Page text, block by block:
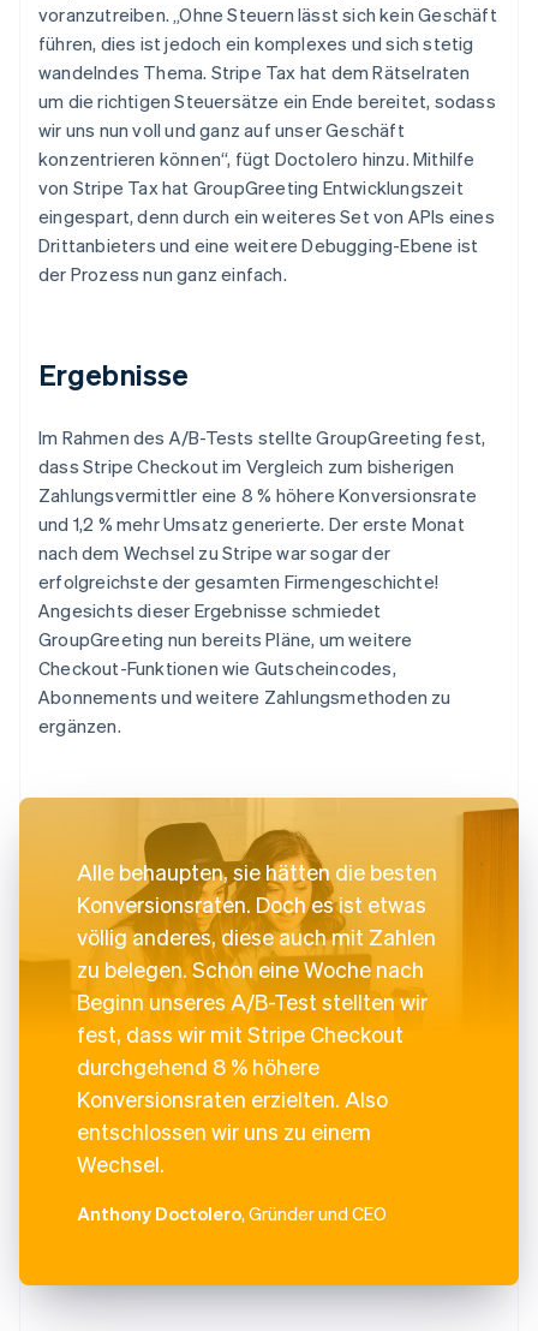
voranzutreiben. „Ohne Steuern lässt sich kein Geschäft
führen, dies ist jedoch ein komplexes und sich stetig
wandelndes Thema. Stripe Tax hat dem Rätselraten
um die richtigen Steuersätze ein Ende bereitet, sodass
wir uns nun voll und ganz auf unser Geschäft
konzentrieren können“, fügt Doctolero hinzu. Mithilfe
von Stripe Tax hat GroupGreeting Entwicklungszeit
eingespart, denn durch ein weiteres Set von APIs eines
Drittanbieters und eine weitere Debugging-Ebene ist
der Prozess nun ganz einfach.
Ergebnisse
Im Rahmen des A/B-Tests stellte GroupGreeting fest,
dass Stripe Checkout im Vergleich zum bisherigen
Zahlungsvermittler eine 8 % höhere Konversionsrate
und 1,2 % mehr Umsatz generierte. Der erste Monat
nach dem Wechsel zu Stripe war sogar der
erfolgreichste der gesamten Firmengeschichte!
Angesichts dieser Ergebnisse schmiedet
GroupGreeting nun bereits Pläne, um weitere
Checkout-Funktionen wie Gutscheincodes,
Abonnements und weitere Zahlungsmethoden zu
ergänzen.
Alle behaupten, sie hätten die besten
Konversionsraten. Doch es ist etwas
völlig anderes, diese auch mit Zahlen
zu belegen. Schon eine Woche nach
Beginn unseres A/B-Test stellten wir
fest, dass wir mit Stripe Checkout
durchgehend 8 % höhere
Konversionsraten erzielten. Also
entschlossen wir uns zu einem
Wechsel.
Anthony Doctolero, Gründer und CEO